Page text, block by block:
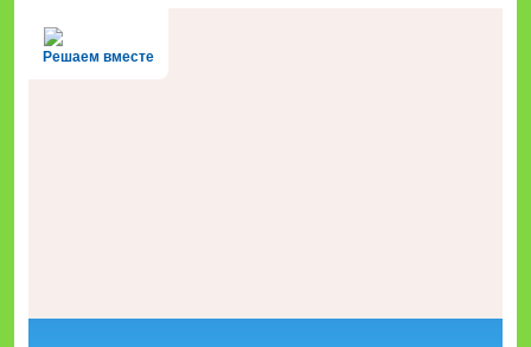
Решаем вместе